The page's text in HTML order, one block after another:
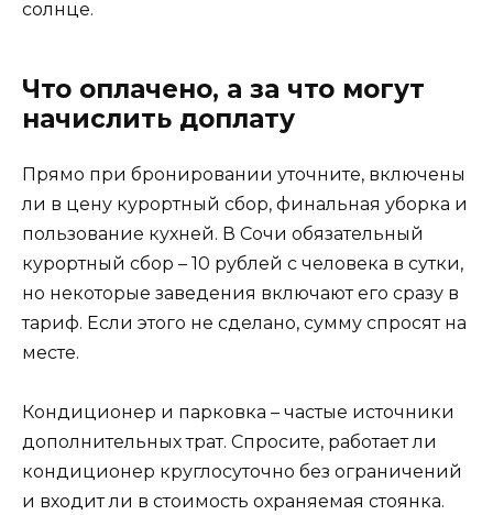
солнце.
Что оплачено, а за что могут
начислить доплату
Прямо при бронировании уточните, включены
ли в цену курортный сбор, финальная уборка и
пользование кухней. В Сочи обязательный
курортный сбор – 10 рублей с человека в сутки,
но некоторые заведения включают его сразу в
тариф. Если этого не сделано, сумму спросят на
месте.
Кондиционер и парковка – частые источники
дополнительных трат. Спросите, работает ли
кондиционер круглосуточно без ограничений
и входит ли в стоимость охраняемая стоянка.